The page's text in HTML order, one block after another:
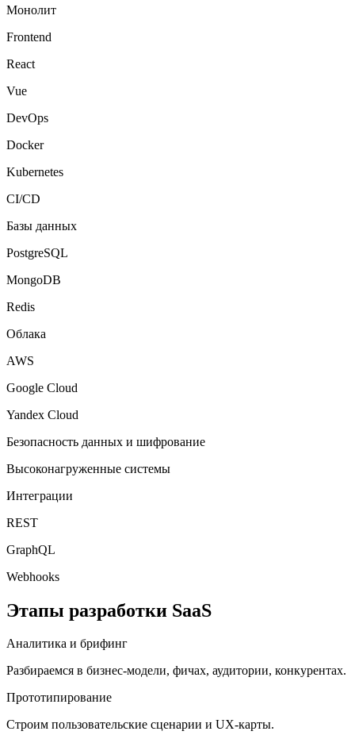
Монолит
Frontend
React
Vue
DevOps
Docker
Kubernetes
CI/CD
Базы данных
PostgreSQL
MongoDB
Redis
Облака
AWS
Google Cloud
Yandex Cloud
Безопасность данных и шифрование
Высоконагруженные системы
Интеграции
REST
GraphQL
Webhooks
Этапы разработки SaaS
Аналитика и брифинг
Разбираемся в бизнес-модели, фичах, аудитории, конкурентах.
Прототипирование
Строим пользовательские сценарии и UX-карты.